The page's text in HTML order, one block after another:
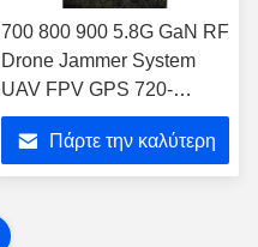
700 800 900 5.8G GaN RF
Drone Jammer System
UAV FPV GPS 720-
1050MHz
Πάρτε την καλύτερη